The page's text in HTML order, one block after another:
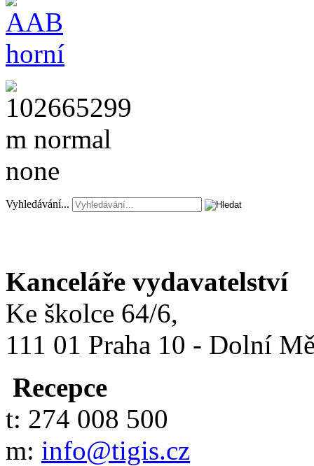
Vyhledávání...
Kanceláře vydavatelství
Ke školce 64/6,
111 01 Praha 10 - Dolní
Recepce
t: 274 008 500
m: info@tigis.cz